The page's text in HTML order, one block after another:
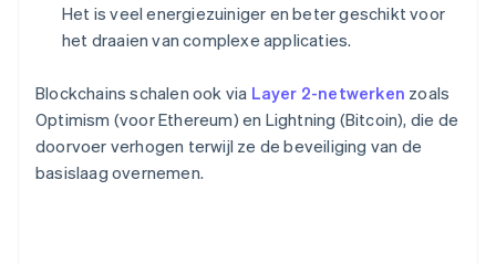
Het is veel energiezuiniger en beter geschikt voor
het draaien van complexe applicaties.
Blockchains schalen ook via Layer 2-netwerken zoals
Optimism (voor Ethereum) en Lightning (Bitcoin), die de
doorvoer verhogen terwijl ze de beveiliging van de
basislaag overnemen.